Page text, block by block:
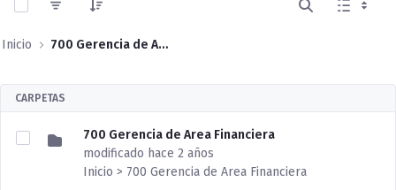
Inicio 700 Gerencia de Area Financiera
CARPETAS
700 Gerencia de Area Financiera
modificado hace 2 años
Inicio > 700 Gerencia de Area Financiera